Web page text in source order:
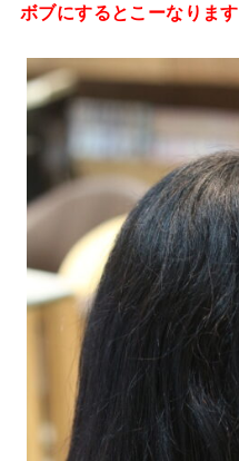
ボブにするとこーなります